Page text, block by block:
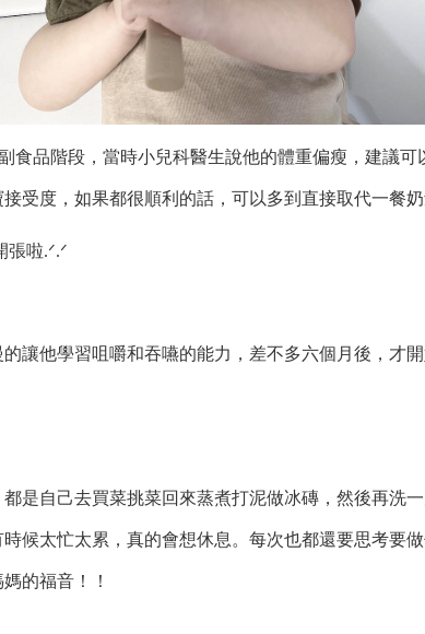
食品階段，當時小兒科醫生說他的體重偏瘦，建議可
受度，如果都很順利的話，可以多到直接取代一餐奶
張啦.ᐟ.ᐟ
讓他學習咀嚼和吞嚥的能力，差不多六個月後，才
是自己去買菜挑菜回來蒸煮打泥做冰磚，然後再洗
候太忙太累，真的會想休息。每次也都還要思考要
的福音！！